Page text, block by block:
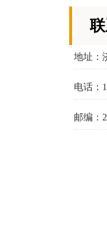
地址：
电话：
邮编：